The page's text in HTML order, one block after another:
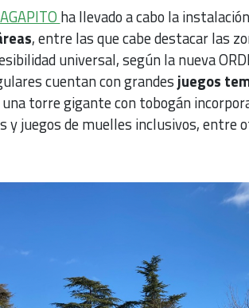
ha llevado a cabo la
, entre las que cabe destacar las
universal, según la nueva
cuentan con grandesjuegos
torre gigante con tobogán
y juegos de muelles inclusivos, entre